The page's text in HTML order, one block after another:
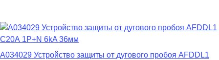
A034029 Устройство защиты от дугового пробоя AFDDL1